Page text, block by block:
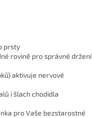
prsty
rovině pro správné držení
aktivuje nervové
i šlach chodidla
pro Vaše bezstarostné